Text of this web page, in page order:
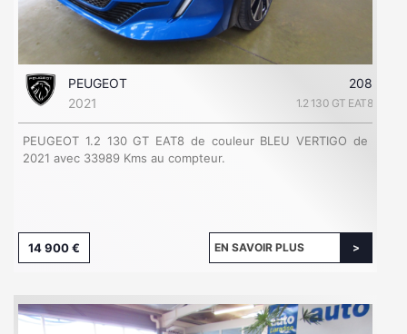
PEUGEOT
208
2021
1.2 130 GT EAT8
PEUGEOT 1.2 130 GT EAT8 de couleur BLEU VERTIGO de
2021 avec 33989 Kms au compteur.
14 900 € EN SAVOIR PLUS